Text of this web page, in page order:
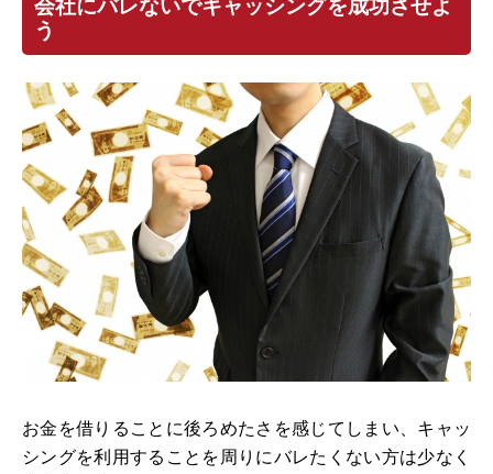
会社にバレないでキャッシングを成功させよ
う
お金を借りることに後ろめたさを感じてしまい、キャッ
シングを利用することを周りにバレたくない方は少なく